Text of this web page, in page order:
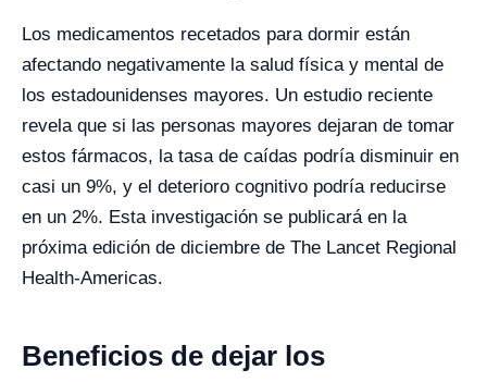
Los medicamentos recetados para dormir están
afectando negativamente la salud física y mental de
los estadounidenses mayores. Un estudio reciente
revela que si las personas mayores dejaran de tomar
estos fármacos, la tasa de caídas podría disminuir en
casi un 9%, y el deterioro cognitivo podría reducirse
en un 2%. Esta investigación se publicará en la
próxima edición de diciembre de The Lancet Regional
Health-Americas.
Beneficios de dejar los